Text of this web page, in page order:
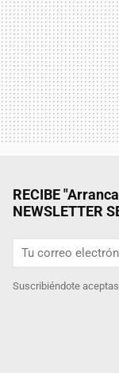
RECIBE
NEWSLETTER
Suscribiéndote